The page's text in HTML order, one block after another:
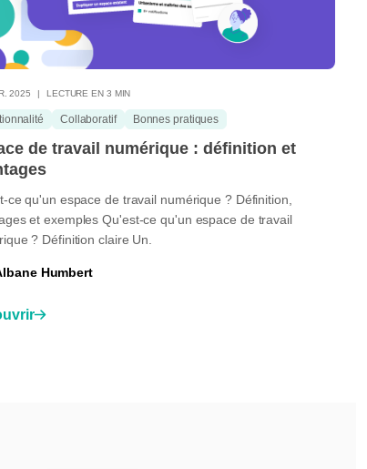
2025 LECTURE EN 3 MIN
Collaboratif Bonnes pratiques
de travail numérique : définition et
ce qu'un espace de travail numérique ? Définition,
et exemples Qu'est-ce qu'un espace de travail
? Définition claire Un.
Humbert